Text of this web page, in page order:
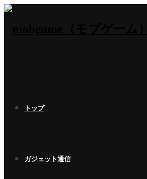
トップ
ガジェット通信